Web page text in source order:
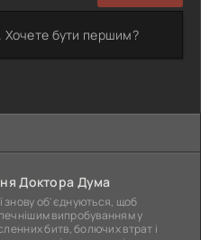
Хочете бути першим?
Доктора Дума
знову об'єднуються, щоб
випробуванням у
битв, болючих втрат і